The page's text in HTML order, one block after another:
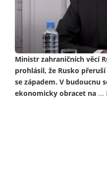
Ministr zahraničních věcí
prohlásil, že Rusko
se západem. V budoucnu
ekonomicky obracet na ...